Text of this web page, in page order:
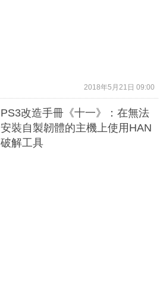
2018年5月21日 09:00
PS3改造手冊《十一》：在無法
安裝自製韌體的主機上使用HAN
破解工具